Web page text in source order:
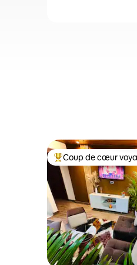
Coups de cœur
Coup de cœur